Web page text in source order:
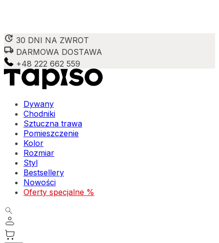
30 DNI NA ZWROT
DARMOWA DOSTAWA
+48 222 662 559
Dywany
Chodniki
Sztuczna trawa
Pomieszczenie
Kolor
Rozmiar
Styl
Bestsellery
Nowości
Oferty specjalne %
Wykorzystujemy pliki cookie do spersonalizowania treści
Partnerzy mogą połączyć te informacje z innymi danymi
nich. Te pliki cookie nie przechowują żadnych danych
preferowany język lub region, w którym znajduje się
Statystyka